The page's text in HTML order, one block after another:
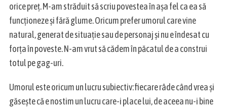
orice preț. M-am străduit să scriu povestea în așa fel ca ea să
funcționeze și fără glume. Oricum prefer umorul care vine
natural, generat de situație sau de personaj și nu e îndesat cu
forța în poveste. N-am vrut să cădem în păcatul de a construi
totul pe gag-uri.
Umorul este oricum un lucru subiectiv: fiecare râde când vrea și
găsește că e nostim un lucru care-i place lui, de aceea nu-i bine